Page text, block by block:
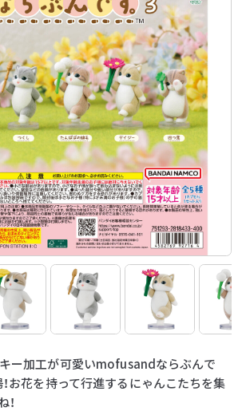
ー加工が可愛いmofusandならぶんで
お花を持って行進するにゃんこたちを集